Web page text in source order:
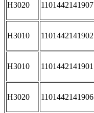
H3020 1101442141907
H3010 1101442141902
H3010 1101442141901
H3020 1101442141906